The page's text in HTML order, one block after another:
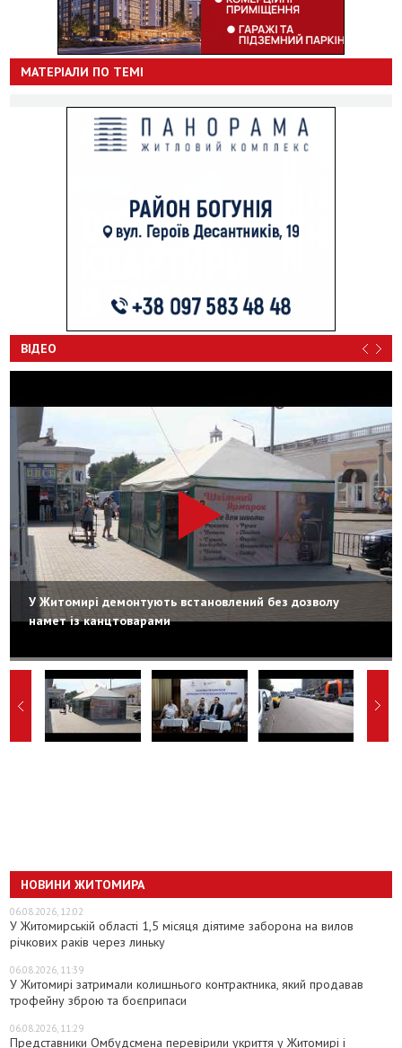
МАТЕРІАЛИ ПО ТЕМІ
ВІДЕО
У Житомирі демонтують встановлений без дозволу
намет із канцтоварами
НОВИНИ ЖИТОМИРА
06.08.2026, 12:02
У Житомирській області 1,5 місяця діятиме заборона на вилов
річкових раків через линьку
06.08.2026, 11:39
У Житомирі затримали колишнього контрактника, який продавав
трофейну зброю та боєприпаси
06.08.2026, 11:29
Представники Омбудсмена перевірили укриття у Житомирі і